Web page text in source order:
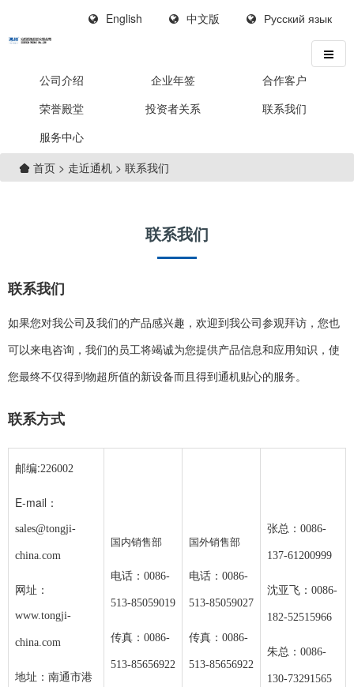
English 中文版 Русский язык
公司介绍 企业年签
合作客户
荣誉殿堂
投资者关系
联系我们
服务中心
首页 > 走近通机 > 联系我们
联系我们
联系我们
如果您对我公司及我们的产品感兴趣，欢迎到我公司参观拜访，您也
可以来电咨询，我们的员工将竭诚为您提供产品信息和应用知识，使
您最终不仅得到物超所值的新设备而且得到通机贴心的服务。
联系方式
邮编:226002
E-mail：
sales@tongji-
china.com
网址：
www.tongji-
china.com
地址： 南通市港
国内销售部
电话：0086-
513-85059019
传真：0086-
513-85656922
国外销售部
电话：0086-
513-85059027
传真：0086-
513-85656922
张总：0086-
137-61200999
沈亚飞：0086-
182-52515966
朱总：0086-
130-73291565